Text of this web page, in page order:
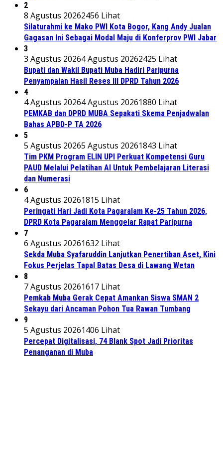
2
8 Agustus 20262456 Lihat
Silaturahmi ke Mako PWI Kota Bogor, Kang Andy Jualan
Gagasan Ini Sebagai Modal Maju di Konferprov PWI Jabar
3
3 Agustus 20264 Agustus 20262425 Lihat
Bupati dan Wakil Bupati Muba Hadiri Paripurna
Penyampaian Hasil Reses III DPRD Tahun 2026
4
4 Agustus 20264 Agustus 20261880 Lihat
PEMKAB dan DPRD MUBA Sepakati Skema Penjadwalan
Bahas APBD-P TA 2026
5
5 Agustus 20265 Agustus 20261843 Lihat
Tim PKM Program ELIN UPI Perkuat Kompetensi Guru
PAUD Melalui Pelatihan AI Untuk Pembelajaran Literasi
dan Numerasi
6
4 Agustus 20261815 Lihat
Peringati Hari Jadi Kota Pagaralam Ke-25 Tahun 2026,
DPRD Kota Pagaralam Menggelar Rapat Paripurna
7
6 Agustus 20261632 Lihat
Sekda Muba Syafaruddin Lanjutkan Penertiban Aset, Kini
Fokus Perjelas Tapal Batas Desa di Lawang Wetan
8
7 Agustus 20261617 Lihat
Pemkab Muba Gerak Cepat Amankan Siswa SMAN 2
Sekayu dari Ancaman Pohon Tua Rawan Tumbang
9
5 Agustus 20261406 Lihat
Percepat Digitalisasi, 74 Blank Spot Jadi Prioritas
Penanganan di Muba